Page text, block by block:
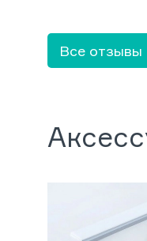
Все отзывы